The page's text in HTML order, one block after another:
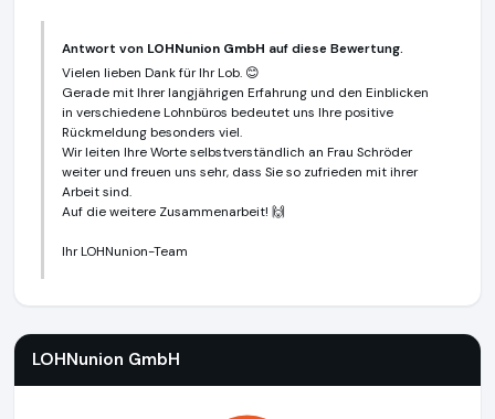
Antwort von LOHNunion GmbH auf diese Bewertung.
Vielen lieben Dank für Ihr Lob. 😊
Gerade mit Ihrer langjährigen Erfahrung und den Einblicken
in verschiedene Lohnbüros bedeutet uns Ihre positive
Rückmeldung besonders viel.
Wir leiten Ihre Worte selbstverständlich an Frau Schröder
weiter und freuen uns sehr, dass Sie so zufrieden mit ihrer
Arbeit sind.
Auf die weitere Zusammenarbeit! 🙌
Ihr LOHNunion-Team
LOHNunion GmbH